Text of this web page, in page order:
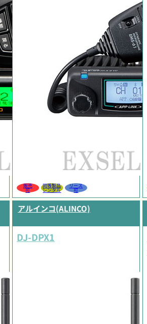
販売
可
同等製品
レンタル
リース
可
アルインコ(ALINCO)
DJ-DPX1